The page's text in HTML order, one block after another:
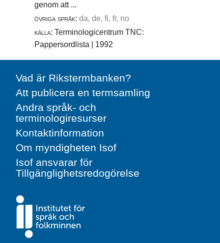
genom att ...
övriga språk: da, de, fi, fr, no
källa: Terminologicentrum TNC:
Pappersordlista | 1992
Vad är Rikstermbanken?
Att publicera en termsamling
Andra språk- och
terminologiresurser
Kontaktinformation
Om myndigheten Isof
Isof ansvarar för
Tillgänglighetsredogörelse